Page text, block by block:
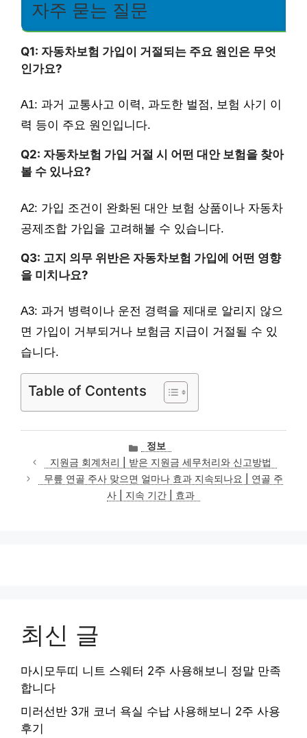
자주 묻는 질문
Q1: 자동차보험 가입이 거절되는 주요 원인은 무엇
인가요?
A1: 과거 교통사고 이력, 과도한 벌점, 보험 사기 이
력 등이 주요 원인입니다.
Q2: 자동차보험 가입 거절 시 어떤 대안 보험을 찾아
볼 수 있나요?
A2: 가입 조건이 완화된 대안 보험 상품이나 자동차
공제조합 가입을 고려해볼 수 있습니다.
Q3: 고지 의무 위반은 자동차보험 가입에 어떤 영향
을 미치나요?
A3: 과거 병력이나 운전 경력을 제대로 알리지 않으
면 가입이 거부되거나 보험금 지급이 거절될 수 있
습니다.
Table of Contents
카
테
고
리
정보
지원금 회계처리 | 받은 지원금 세무처리와 신고방법
무릎 연골 주사 맞으면 얼마나 효과 지속되나요 | 연골 주
사 | 지속 기간 | 효과
최신 글
마시모두띠 니트 스웨터 2주 사용해보니 정말 만족
합니다
미러선반 3개 코너 욕실 수납 사용해보니 2주 사용
후기